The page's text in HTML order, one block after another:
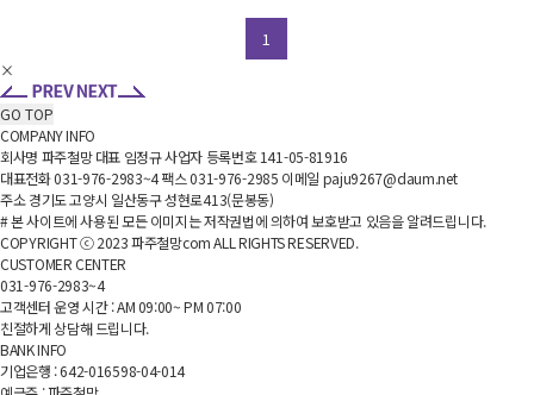
1
×
GO TOP
COMPANY INFO
회사명 파주철망대표 임정규사업자 등록번호141-05-81916
대표전화031-976-2983~4팩스031-976-2985 이메일 paju9267@daum.net
주소경기도 고양시 일산동구 성현로413(문봉동)
# 본 사이트에 사용된 모든 이미지는 저작권법에 의하여 보호받고 있음을 알려드립니다.
COPYRIGHT ⓒ2023 파주철망com ALL RIGHTS RESERVED.
CUSTOMER CENTER
031-976-2983~4
고객센터 운영 시간 : AM 09:00~ PM 07:00
친절하게 상담해 드립니다.
BANK INFO
기업은행 : 642-016598-04-014